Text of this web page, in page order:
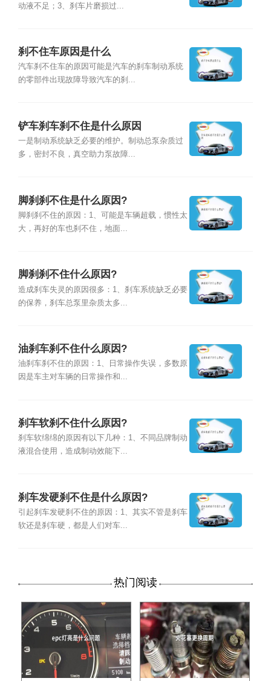
动液不足；3、刹车片磨损过...
刹不住车原因是什么
汽车刹不住车的原因可能是汽车的刹车制动系统
的零部件出现故障导致汽车的刹...
铲车刹车刹不住是什么原因
一是制动系统缺乏必要的维护。制动总泵杂质过
多，密封不良，真空助力泵故障...
脚刹刹不住是什么原因?
脚刹刹不住的原因：1、可能是车辆超载，惯性太
大，再好的车也刹不住，地面...
脚刹刹不住什么原因?
造成刹车失灵的原因很多：1、刹车系统缺乏必要
的保养，刹车总泵里杂质太多...
油刹车刹不住什么原因?
油刹车刹不住的原因：1、日常操作失误，多数原
因是车主对车辆的日常操作和...
刹车软刹不住什么原因?
刹车软绵绵的原因有以下几种：1、不同品牌制动
液混合使用，造成制动效能下...
刹车发硬刹不住是什么原因?
引起刹车发硬刹不住的原因：1、其实不管是刹车
软还是刹车硬，都是人们对车...
热门阅读